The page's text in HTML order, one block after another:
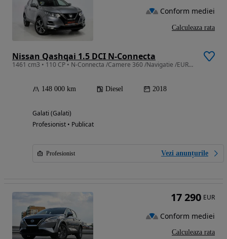
Nissan Qashqai 1.5 DCI N-Connecta
1461 cm3 • 110 CP • N-Connecta /Camere 360 /Navigatie /EURO 6
148 000 km Diesel 2018
Galati (Galati)
Profesionist • Publicat
Profesionist Vezi anunțurile
Conform mediei
Calculeaza rata
17 290 EUR
Conform mediei
Calculeaza rata